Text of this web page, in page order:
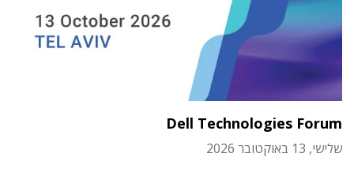
Dell Technologies Forum
שלישי, 13 באוקטובר 2026